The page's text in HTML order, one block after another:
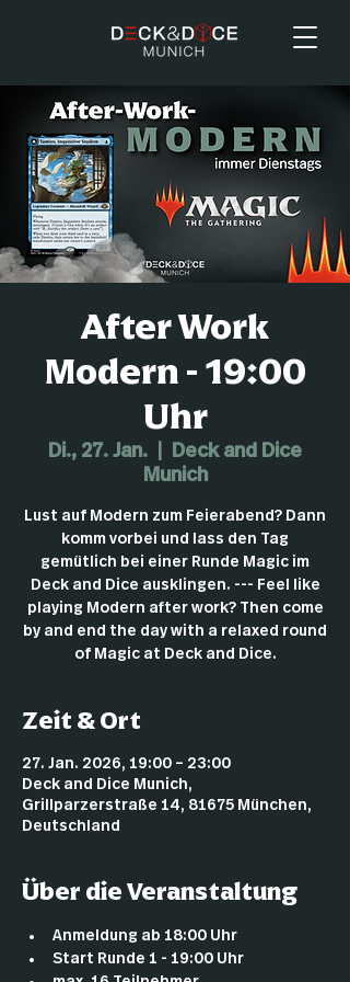
After Work
Modern - 19:00
Uhr
Di., 27. Jan.
Deck and Dice
Munich
Lust auf Modern zum Feierabend? Dann
komm vorbei und lass den Tag
gemütlich bei einer Runde Magic im
Deck and Dice ausklingen. --- Feel like
playing Modern after work? Then come
by and end the day with a relaxed round
of Magic at Deck and Dice.
Zeit & Ort
27. Jan. 2026, 19:00 – 23:00
Deck and Dice Munich,
Grillparzerstraße 14, 81675 München,
Deutschland
Über die Veranstaltung
Anmeldung ab 18:00 Uhr
Start Runde 1 - 19:00 Uhr